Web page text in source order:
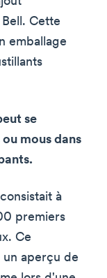
Cette
emballage
se
mous dans
à
premiers
Ce
aperçu de